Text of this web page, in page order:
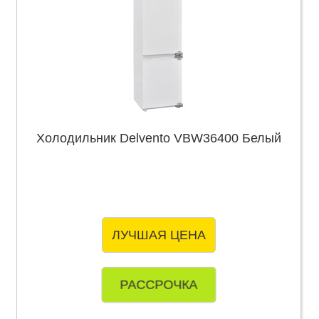
Холодильник Delvento VBW36400 Белый
ЛУЧШАЯ ЦЕНА
РАССРОЧКА